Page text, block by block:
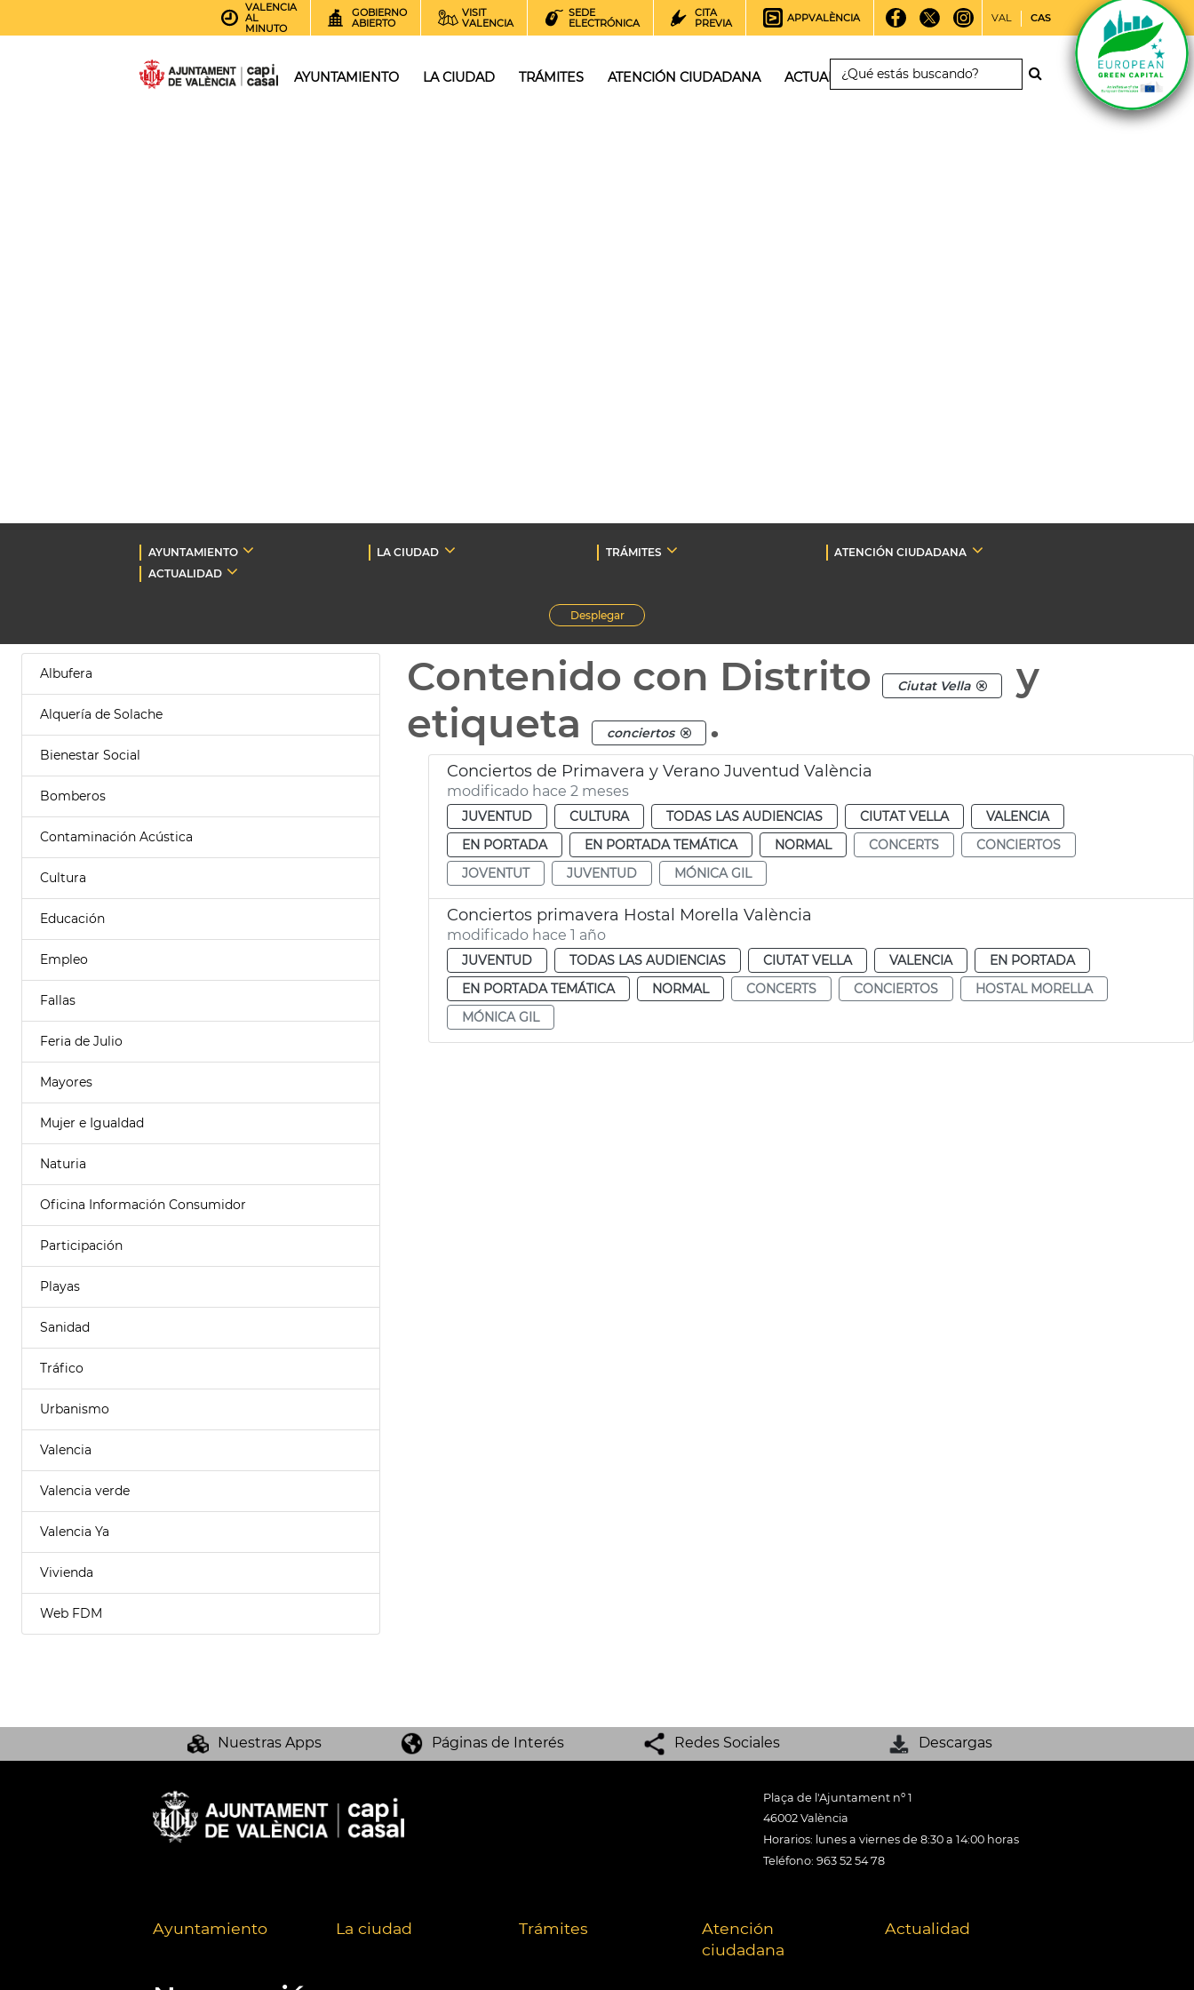
VALENCIA
AL
MINUTO
GOBIERNO
ABIERTO
VISIT
VALENCIA
SEDE
ELECTRÓNICA
CITA
PREVIA
APPVALÈNCIA VAL CAS
AYUNTAMIENTO LA CIUDAD TRÁMITES ATENCIÓN CIUDADANA ACTUALIDAD
AYUNTAMIENTO LA CIUDAD TRÁMITES
ATENCIÓN CIUDADANA
ACTUALIDAD
Desplegar
Albufera
Alquería de Solache
Bienestar Social
Bomberos
Contaminación Acústica
Cultura
Educación
Empleo
Fallas
Feria de Julio
Mayores
Mujer e Igualdad
Naturia
Oficina Información Consumidor
Participación
Playas
Sanidad
Tráfico
Urbanismo
Valencia
Valencia verde
Valencia Ya
Vivienda
Web FDM
Contenido con Distrito Ciutat Vella
y
etiqueta
conciertos .
Conciertos de Primavera y Verano Juventud València
modificado hace 2 meses
JUVENTUD CULTURA TODAS LAS AUDIENCIAS CIUTAT VELLA
VALENCIA
EN PORTADA
EN PORTADA TEMÁTICA NORMAL CONCERTS
CONCIERTOS
JOVENTUT
JUVENTUD MÓNICA GIL
Conciertos primavera Hostal Morella València
modificado hace 1 año
JUVENTUD TODAS LAS AUDIENCIAS CIUTAT VELLA VALENCIA
EN PORTADA
EN PORTADA TEMÁTICA
NORMAL CONCERTS CONCIERTOS
HOSTAL MORELLA
MÓNICA GIL
Nuestras Apps Páginas de Interés Redes Sociales Descargas
Plaça de l'Ajuntament nº 1
46002 València
Horarios: lunes a viernes de 8:30 a 14:00 horas
Teléfono: 963 52 54 78
Ayuntamiento La ciudad Trámites
Atención
ciudadana
Actualidad